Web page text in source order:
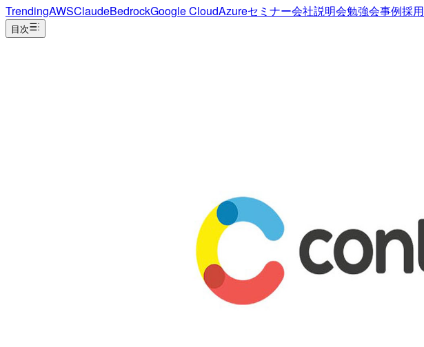
TrendingAWSClaudeBedrockGoogle CloudAzureセミナー会社説明会勉強会事例採用
目次